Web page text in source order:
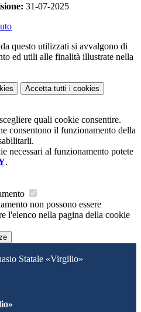
31-07-2025
questo utilizzati si avvalgono di
ed utili alle finalità illustrate nella
Accetta tutti i cookies
quali cookie consentire.
consentono il funzionamento della
necessari al funzionamento potete
.
non possono essere
l'elenco nella pagina della cookie
Statale «Virgilio»